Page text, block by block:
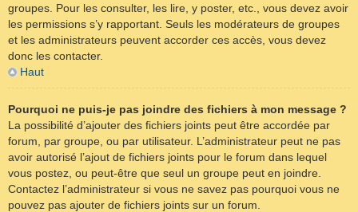
groupes. Pour les consulter, les lire, y poster, etc., vous devez avoir
les permissions s’y rapportant. Seuls les modérateurs de groupes
et les administrateurs peuvent accorder ces accès, vous devez
donc les contacter.
Haut
Pourquoi ne puis-je pas joindre des fichiers à mon message ?
La possibilité d’ajouter des fichiers joints peut être accordée par
forum, par groupe, ou par utilisateur. L’administrateur peut ne pas
avoir autorisé l’ajout de fichiers joints pour le forum dans lequel
vous postez, ou peut-être que seul un groupe peut en joindre.
Contactez l’administrateur si vous ne savez pas pourquoi vous ne
pouvez pas ajouter de fichiers joints sur un forum.